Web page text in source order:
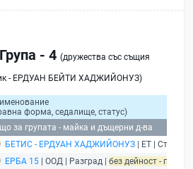
- 4 (дружества със същия
- ЕРДУАН БЕЙТИ ХАДЖИЙОНУЗ)
форма, седалище, статус)
за групата - майка и дъщерни д-ва
БЕТИС - ЕРДУАН ХАДЖИЙОНУЗ | ЕТ |
ЕРБА 15 | ООД | Разград | без дейност -